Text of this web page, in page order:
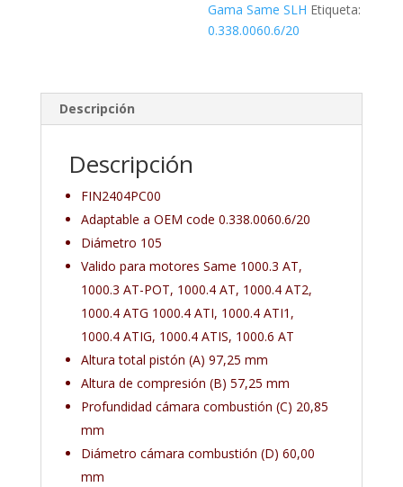
Gama Same SLH Etiqueta:
0.338.0060.6/20
Descripción
Descripción
FIN2404PC00
Adaptable a OEM code 0.338.0060.6/20
Diámetro 105
Valido para motores Same 1000.3 AT,
1000.3 AT-POT, 1000.4 AT, 1000.4 AT2,
1000.4 ATG 1000.4 ATI, 1000.4 ATI1,
1000.4 ATIG, 1000.4 ATIS, 1000.6 AT
Altura total pistón (A) 97,25 mm
Altura de compresión (B) 57,25 mm
Profundidad cámara combustión (C) 20,85
mm
Diámetro cámara combustión (D) 60,00
mm